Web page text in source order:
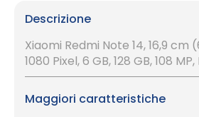
Descrizione
Xiaomi Redmi Note 14, 16,9 cm
1080 Pixel, 6 GB, 128 GB, 108 MP,
Maggiori caratteristiche